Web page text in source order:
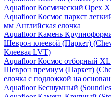
Aquafloor Космический Орех
Aquafloor Космос паркет
мм Английская елочка
Aquafloor Камень
Шеврон клеевой (Паркет)
Клеевая LVT)
Aquafloor Космос отборный
Шеврон премиум (Паркет)
елочка с подложкой на
Aquafloor Бесшумный